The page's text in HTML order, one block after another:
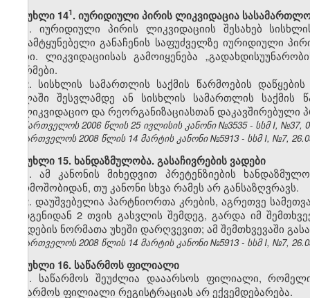
მუხლი 14​1. იურიდიული პირის ლიკვიდაცია სასამართლო
1. იურიდიული პირის ლიკვიდაციის შესახებ
გამამტყუნებელი განაჩენის საფუძველზე იურიდიული
პირი. ლიკვიდაციისას გამოიყენება
ნორმები.
2. სისხლის სამართლის საქმის წარმოების
ძალაში შესვლამდე ან სისხლის სამართლის საქმის
სალიკვიდაციო და რეორგანიზაციასთან დაკავშირებული
საქართველოს 2006 წლის 25 ივლისის კანონი №3535 - სსმ I, №37,
საქართველოს 2008 წლის 14 მარტის კანონი №5913 - სსმ I, №7,
მუხლი 15. ხანდაზმულობა. გასაჩივრების ვადები
1. ამ კანონის მიხედვით პრეტენზიების
წარმოშობიდან, თუ კანონი სხვა რამეს არ განსაზღვრავს.
2. დაუშვებელია პარტნიორთა კრების, აგრეთვე
შედგენიდან 2 თვის გასვლის შემდეგ, გარდა იმ
წესდების ნორმათა უხეში დარღვევით; ამ შემთხვევაში
საქართველოს 2008 წლის 14 მარტის კანონი №5913 - სსმ I, №7,
მუხლი 16. საწარმოს ფილიალი
1. საწარმოს შეუძლია დააარსოს ფილიალი,
საწარმოს ფილიალი რეგისტრაციას არ ექვემდებარება.